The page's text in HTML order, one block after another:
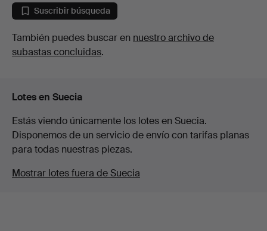
Suscribir búsqueda
También puedes buscar en nuestro archivo de
subastas concluidas.
Lotes en Suecia
Estás viendo únicamente los lotes en Suecia.
Disponemos de un servicio de envío con tarifas planas
para todas nuestras piezas.
Mostrar lotes fuera de Suecia